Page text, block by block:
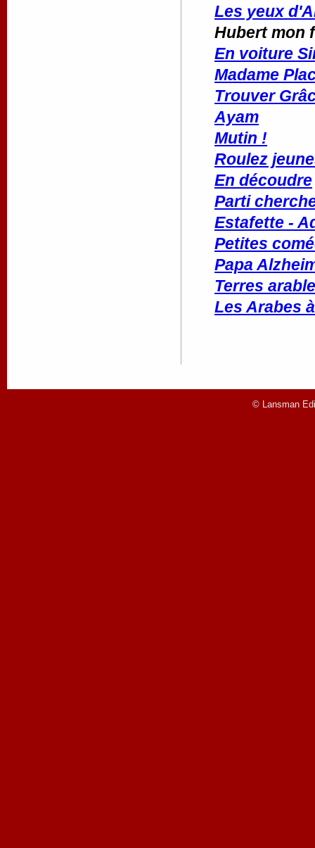
Les yeux
Hubert mon
En voiture
Madame
Trouver
Ayam
Mutin !
Roulez
En découdre
Parti
Estafette -
Petites
Papa
Terres
Les Arabes
© Lansman